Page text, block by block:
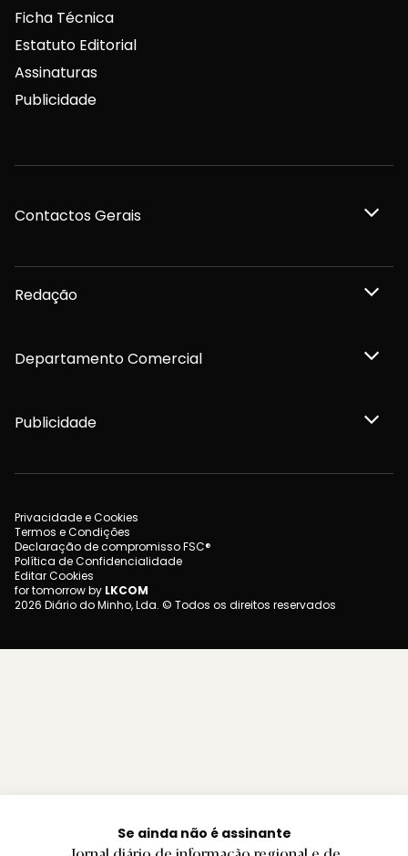
Se ainda não é assinante
Ficha Técnica
Estatuto Editorial
Assinaturas
Publicidade
Contactos Gerais
Redação
Departamento Comercial
Publicidade
Privacidade e Cookies
Termos e Condições
Declaração de compromisso FSC®
Política de Confidencialidade
Editar Cookies
for tomorrow by LKCOM
2026 Diário do Minho, Lda. © Todos os direitos reservados